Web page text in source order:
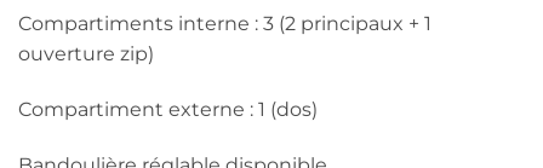
Compartiments interne : 3 (2 principaux + 1
ouverture zip)
Compartiment externe : 1 (dos)